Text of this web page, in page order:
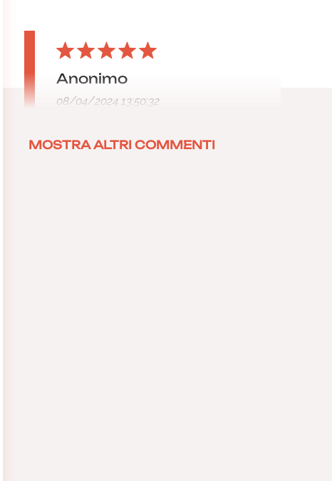
Anonimo
08/04/2024 13:50:32
MOSTRA ALTRI COMMENTI